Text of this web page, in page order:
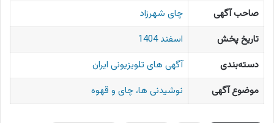
صاحب آگهی
چای شهرزاد
تاریخ پخش
اسفند 1404
دسته‌بندی
آگهی های تلویزیونی ایران
موضوع آگهی
نوشیدنی ها، چای و قهوه